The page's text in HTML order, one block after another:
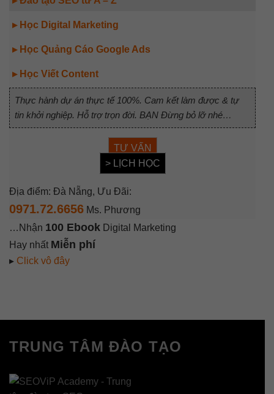
▸ Học Digital Marketing
▸ Học Quảng Cáo Google Ads
▸ Học Viết Content
Thực hành dự án thực tế 100%. Cam kết làm được & tự
tin khởi nghiệp. Hỗ trợ trọn đời. BẠN Đừng bỏ lỡ nhé…
TƯ VẤN
> LỊCH HỌC
Địa điểm: Đà Nẵng, Ưu Đãi:
0971.72.6656 Ms. Phương
…Nhận 100 Ebook Digital Marketing
Hay nhất Miễn phí
▸ Click vô đây
TRUNG TÂM ĐÀO TẠO